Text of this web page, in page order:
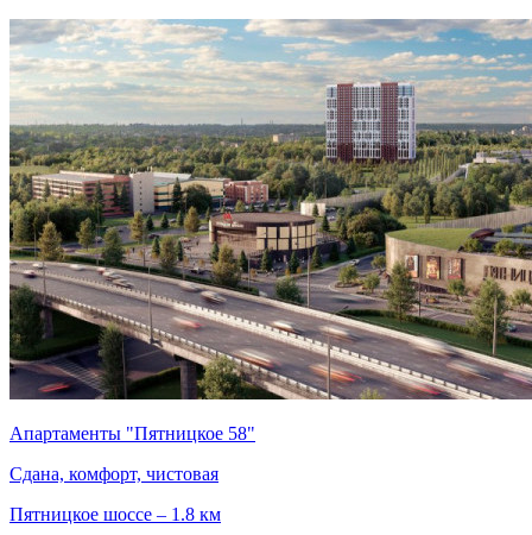
Апартаменты "Пятницкое 58"
Сдана, комфорт, чистовая
Пятницкое шоссе – 1.8 км